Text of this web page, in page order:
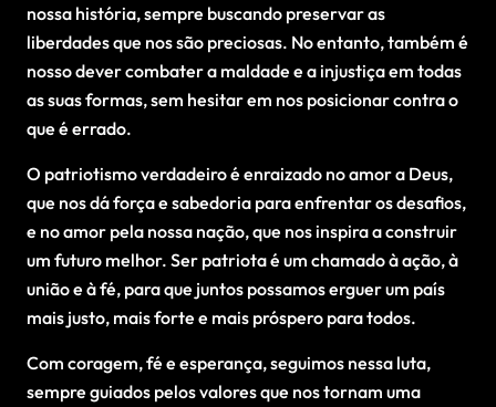
nossa história, sempre buscando preservar as
liberdades que nos são preciosas. No entanto, também é
nosso dever combater a maldade e a injustiça em todas
as suas formas, sem hesitar em nos posicionar contra o
que é errado.
O patriotismo verdadeiro é enraizado no amor a Deus,
que nos dá força e sabedoria para enfrentar os desafios,
e no amor pela nossa nação, que nos inspira a construir
um futuro melhor. Ser patriota é um chamado à ação, à
união e à fé, para que juntos possamos erguer um país
mais justo, mais forte e mais próspero para todos.
Com coragem, fé e esperança, seguimos nessa luta,
sempre guiados pelos valores que nos tornam uma